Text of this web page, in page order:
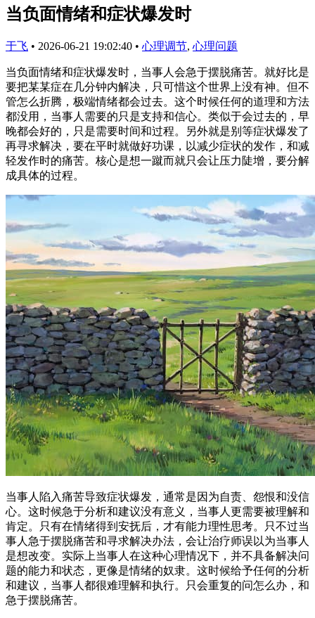
当负面情绪和症状爆发时
于飞 • 2026-06-21 19:02:40 • 心理调节, 心理问题
当负面情绪和症状爆发时，当事人会急于摆脱痛苦。就好比是
要把某某症在几分钟内解决，只可惜这个世界上没有神。但不
管怎么折腾，极端情绪都会过去。这个时候任何的道理和方法
都没用，当事人需要的只是支持和信心。类似于会过去的，早
晚都会好的，只是需要时间和过程。另外就是别等症状爆发了
再寻求解决，要在平时就做好功课，以减少症状的发作，和减
轻发作时的痛苦。核心是想一蹴而就只会让压力陡增，要分解
成具体的过程。
当事人陷入痛苦导致症状爆发，通常是因为自责、怨恨和没信
心。这时候急于分析和建议没有意义，当事人更需要被理解和
肯定。只有在情绪得到安抚后，才有能力理性思考。只不过当
事人急于摆脱痛苦和寻求解决办法，会让治疗师误以为当事人
是想改变。实际上当事人在这种心理情况下，并不具备解决问
题的能力和状态，更像是情绪的奴隶。这时候给予任何的分析
和建议，当事人都很难理解和执行。只会重复的问怎么办，和
急于摆脱痛苦。